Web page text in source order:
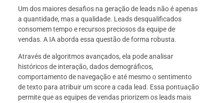
Um dos maiores desafios na geração de leads não é apenas
a quantidade, mas a qualidade. Leads desqualificados
consomem tempo e recursos preciosos da equipe de
vendas. A IA aborda essa questão de forma robusta.
Através de algoritmos avançados, ela pode analisar
históricos de interação, dados demográficos,
comportamento de navegação e até mesmo o sentimento
de texto para atribuir um score a cada lead. Essa pontuação
permite que as equipes de vendas priorizem os leads mais